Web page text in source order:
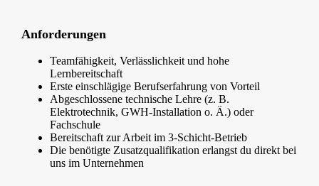
Anforderungen
Teamfähigkeit, Verlässlichkeit und hohe
Lernbereitschaft
Erste einschlägige Berufserfahrung von Vorteil
Abgeschlossene technische Lehre (z. B.
Elektrotechnik, GWH-Installation o. Ä.) oder
Fachschule
Bereitschaft zur Arbeit im 3-Schicht-Betrieb
Die benötigte Zusatzqualifikation erlangst du direkt bei
uns im Unternehmen